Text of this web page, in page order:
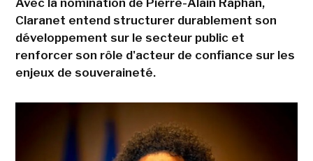
Avec la nomination de Pierre-Alain Raphan,
Claranet entend structurer durablement son
développement sur le secteur public et
renforcer son rôle d'acteur de confiance sur les
enjeux de souveraineté.